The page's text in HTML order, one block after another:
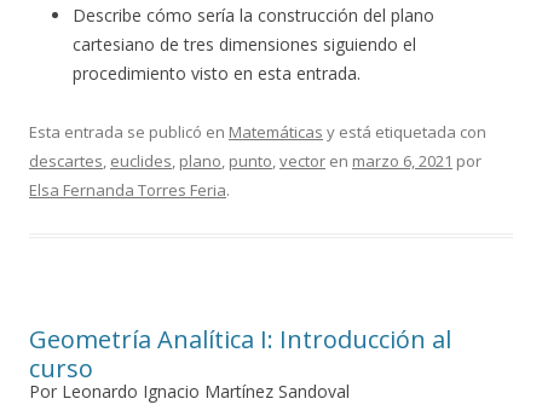
Describe cómo sería la construcción del plano
cartesiano de tres dimensiones siguiendo el
procedimiento visto en esta entrada.
Esta entrada se publicó en Matemáticas y está etiquetada con
descartes, euclides, plano, punto,vector en marzo 6, 2021 por
Elsa Fernanda Torres Feria.
Geometría Analítica I: Introducción al
curso
Por Leonardo Ignacio Martínez Sandoval